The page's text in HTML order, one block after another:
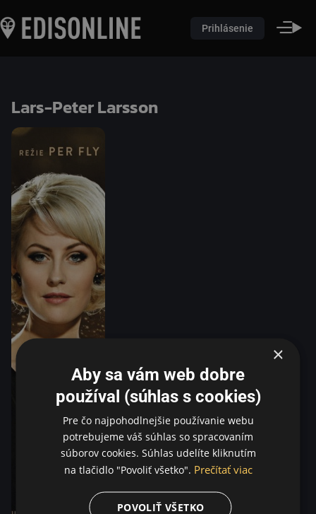
Prihlásenie
Lars-Peter Larsson
×
Aby sa vám web dobre
používal (súhlas s cookies)
Pre čo najpohodlnejšie používanie webu
potrebujeme váš súhlas so spracovaním
súborov cookies. Súhlas udelíte kliknutím
na tlačidlo "Povoliť všetko". Prečítať viac
POVOLIŤ VŠETKO